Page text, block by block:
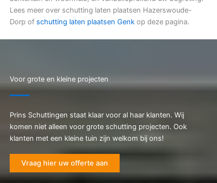
Lees meer over schutting laten plaatsen Hazerswoude-
Dorp of schutting laten plaatsen Genk op deze pagina.
Voor grote en kleine projecten
Prins Schuttingen staat klaar voor al haar klanten. Wij
komen niet alleen voor grote schutting projecten. Ook
klanten met een kleine tuin zijn welkom bij ons!
Vraag hier uw offerte aan